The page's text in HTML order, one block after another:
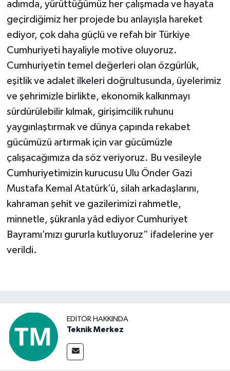
adımda, yürüttüğümüz her çalışmada ve hayata
geçirdiğimiz her projede bu anlayışla hareket
ediyor, çok daha güçlü ve refah bir Türkiye
Cumhuriyeti hayaliyle motive oluyoruz.
Cumhuriyetin temel değerleri olan özgürlük,
eşitlik ve adalet ilkeleri doğrultusunda, üyelerimiz
ve şehrimizle birlikte, ekonomik kalkınmayı
sürdürülebilir kılmak, girişimcilik ruhunu
yaygınlaştırmak ve dünya çapında rekabet
gücümüzü artırmak için var gücümüzle
çalışacağımıza da söz veriyoruz. Bu vesileyle
Cumhuriyetimizin kurucusu Ulu Önder Gazi
Mustafa Kemal Atatürk’ü, silah arkadaşlarını,
kahraman şehit ve gazilerimizi rahmetle,
minnetle, şükranla yâd ediyor Cumhuriyet
Bayramı’mızı gururla kutluyoruz” ifadelerine yer
verildi.
EDITÖR HAKKINDA
Teknik Merkez